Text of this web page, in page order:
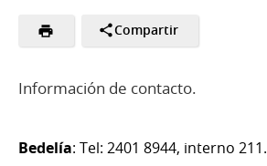
Compartir
Información de contacto.
Bedelía: Tel: 2401 8944, interno 211.